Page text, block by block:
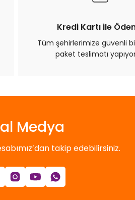
Kredi Kartı ile
Tüm şehirlerimize güvenli
paket teslimatı
Medya
takip edebilirsiniz.